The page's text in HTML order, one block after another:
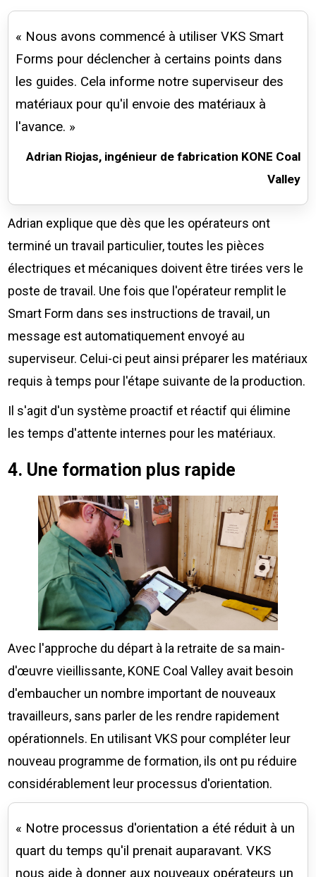
« Nous avons commencé à utiliser VKS Smart
Forms pour déclencher à certains points dans
les guides. Cela informe notre superviseur des
matériaux pour qu'il envoie des matériaux à
l'avance. »
Adrian Riojas, ingénieur de fabrication KONE Coal
Valley
Adrian explique que dès que les opérateurs ont
terminé un travail particulier, toutes les pièces
électriques et mécaniques doivent être tirées vers le
poste de travail. Une fois que l'opérateur remplit le
Smart Form dans ses instructions de travail, un
message est automatiquement envoyé au
superviseur. Celui-ci peut ainsi préparer les matériaux
requis à temps pour l'étape suivante de la production.
Il s'agit d'un système proactif et réactif qui élimine
les temps d'attente internes pour les matériaux.
4. Une formation plus rapide
Avec l'approche du départ à la retraite de sa main-
d'œuvre vieillissante, KONE Coal Valley avait besoin
d'embaucher un nombre important de nouveaux
travailleurs, sans parler de les rendre rapidement
opérationnels. En utilisant VKS pour compléter leur
nouveau programme de formation, ils ont pu réduire
considérablement leur processus d'orientation.
« Notre processus d'orientation a été réduit à un
quart du temps qu'il prenait auparavant. VKS
nous aide à donner aux nouveaux opérateurs un